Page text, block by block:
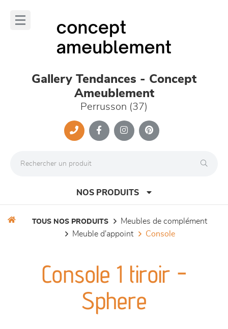
Gallery Tendances - Concept
Ameublement
Perrusson (37)
NOS PRODUITS
séjours
meubles de complément
TOUS NOS PRODUITS
meubles de complément
meuble d'appoint
console
Console 1 tiroir -
Sphere